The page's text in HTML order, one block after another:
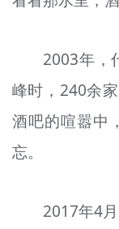
2003年，
峰时，240余
酒吧的喧嚣中
忘。
2017年4